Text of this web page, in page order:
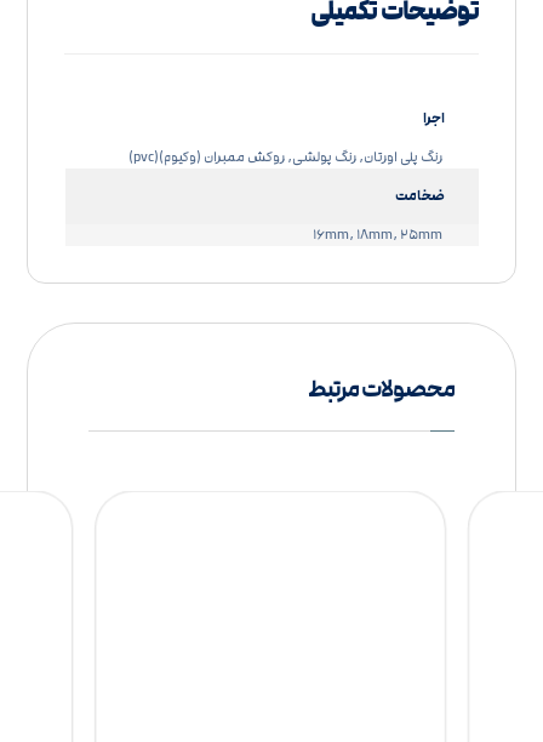
توضیحات تکمیلی
اجرا
رنگ پلی اورتان, رنگ پولشی, روکش ممبران (وکیوم)(pvc)
ضخامت
۱۶mm, ۱۸mm, ۲۵mm
محصولات مرتبط